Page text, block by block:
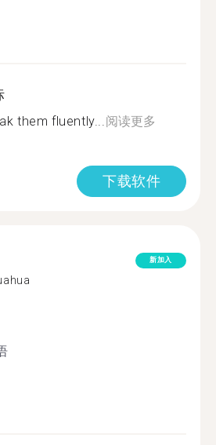
them fluently...阅读更多
下载软件
新加入